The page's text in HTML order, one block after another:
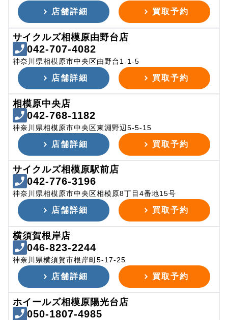
店舗詳細 買取予約
サイクルズ相模原由野台店
042-707-4082
神奈川県相模原市中央区由野台1-1-5
店舗詳細 買取予約
相模原中央店
042-768-1182
神奈川県相模原市中央区東淵野辺5-5-15
店舗詳細 買取予約
サイクルズ相模原駅前店
042-776-3196
神奈川県相模原市中央区相模原8丁目4番地15号
店舗詳細 買取予約
横須賀根岸店
046-823-2244
神奈川県横須賀市根岸町5-17-25
店舗詳細 買取予約
ホイールズ相模原陽光台店
050-1807-4985